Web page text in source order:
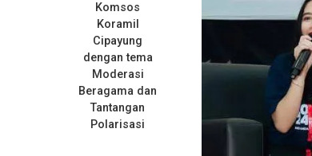
Komsos
Koramil
Cipayung
dengan tema
Moderasi
Beragama dan
Tantangan
Polarisasi